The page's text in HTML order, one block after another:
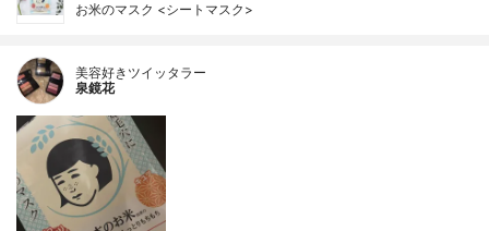
お米のマスク <シートマスク>
美容好きツイッタラー
泉鏡花